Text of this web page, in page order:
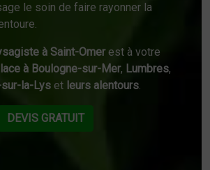
le soin de faire rayonner la
à Saint-Omerest à votre
à Boulogne-sur-Mer, Lumbres,
la-Lys et leurs alentours.
DEVIS GRATUIT